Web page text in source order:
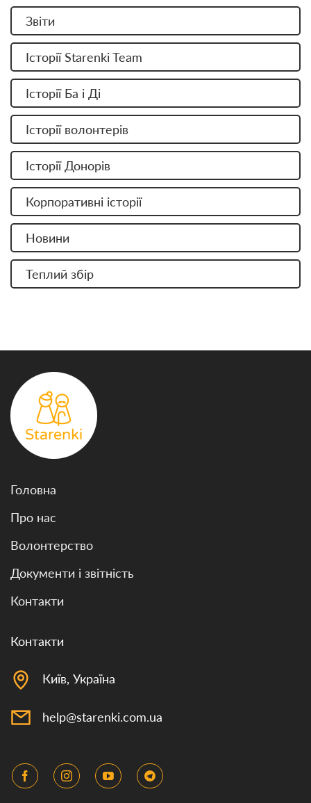
Звіти
Історії Starenki Team
Історії Ба і Ді
Історії волонтерів
Історії Донорів
Корпоративні історії
Новини
Теплий збір
Головна
Про нас
Волонтерство
Документи і звітність
Контакти
Контакти
Київ, Україна
help@starenki.com.ua